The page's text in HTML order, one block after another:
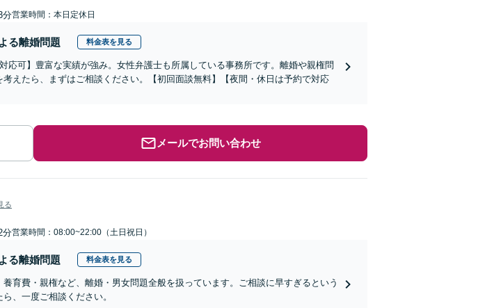
分営業時間：本日定休日
る離婚問題 料金表を見る
応可】豊富な実績が強み。女性弁護士も所属している事務所です。離婚や親権問
えたら、まずはご相談ください。【初回面談無料】【夜間・休日は予約で対応
メールでお問い合わせ
る
分営業時間：08:00~22:00（土日祝日）
る離婚問題 料金表を見る
養育費・親権など、離婚・男女問題全般を扱っています。ご相談に早すぎるという
、一度ご相談ください。